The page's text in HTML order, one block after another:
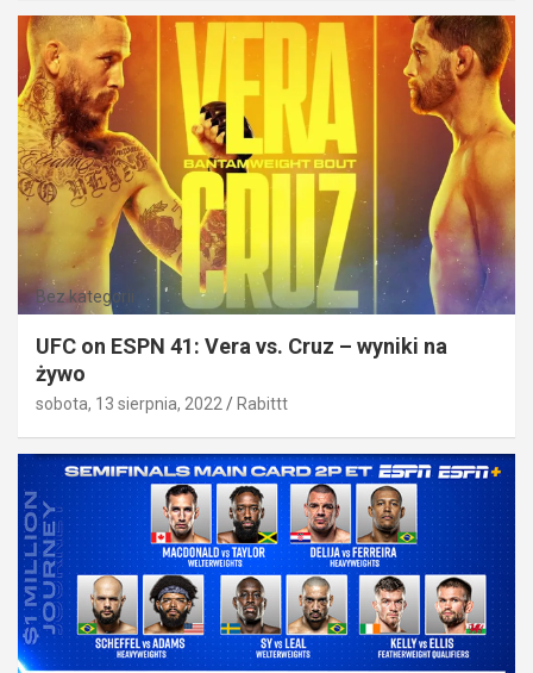
Bez kategorii
UFC on ESPN 41: Vera vs. Cruz – wyniki na
żywo
sobota, 13 sierpnia, 2022 Rabittt